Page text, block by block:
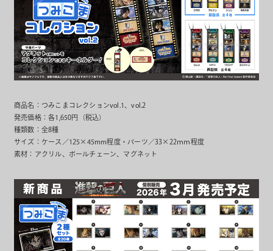
商品名：つみこまコレクションvol.1、vol.2
発売価格：各1,650円（税込）
種類数：全8種
サイズ：ケース／125×45mm程度・パーツ／33×22ｍｍ程度
素材：アクリル、ボールチェーン、マグネット